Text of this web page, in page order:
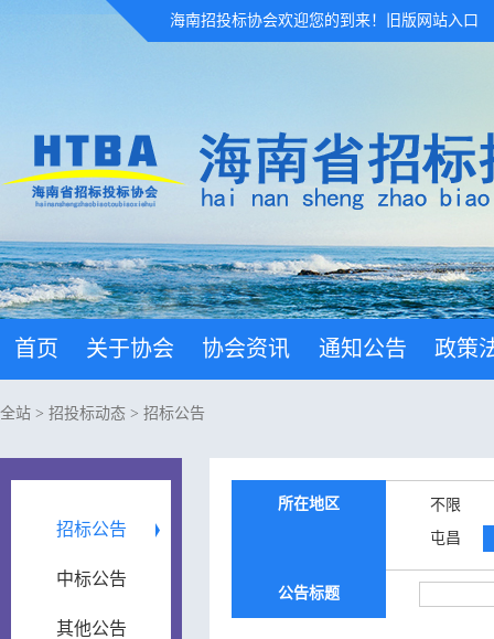
海南招投标协会欢迎您的到来！ 旧版网站入口
首页 关于协会 协会资讯 通知公告 政策
全站 > 招投标动态 > 招标公告
招标公告
中标公告
其他公告
所在地区
不限
屯昌
公告标题